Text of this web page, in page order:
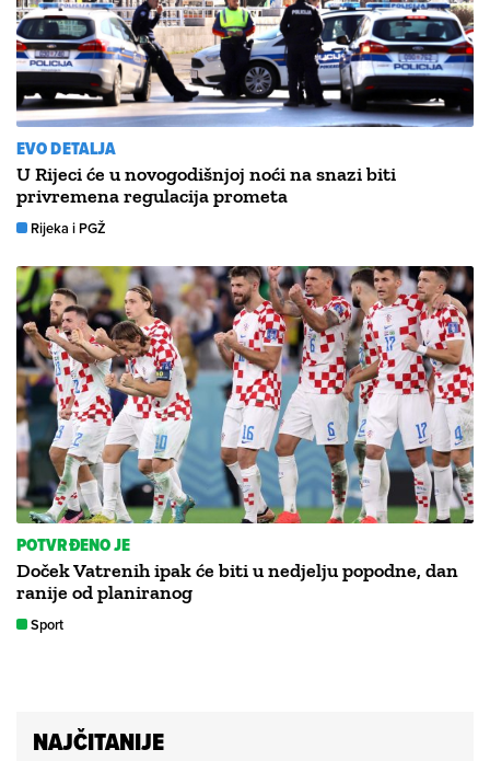
EVO DETALJA
U Rijeci će u novogodišnjoj noći na snazi biti
privremena regulacija prometa
Rijeka i PGŽ
POTVRĐENO JE
Doček Vatrenih ipak će biti u nedjelju popodne, dan
ranije od planiranog
Sport
NAJČITANIJE